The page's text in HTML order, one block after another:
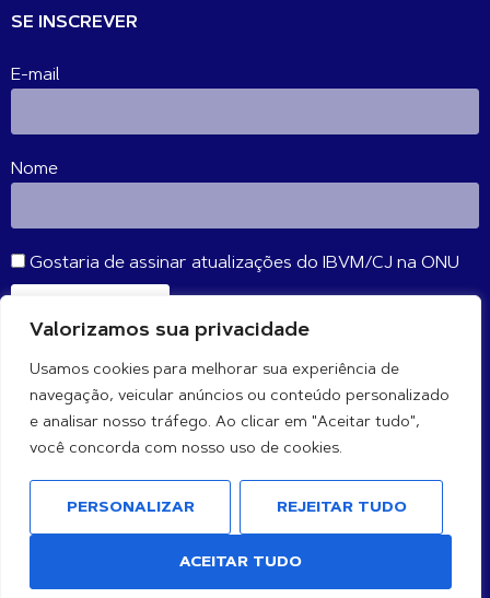
Valorizamos sua privacidade
Usamos cookies para melhorar sua experiência de
navegação, veicular anúncios ou conteúdo personalizado
e analisar nosso tráfego. Ao clicar em "Aceitar tudo",
você concorda com nosso uso de cookies.
PERSONALIZAR REJEITAR TUDO
ACEITAR TUDO
SE INSCREVER
E-mail
Nome
Gostaria de assinar atualizações do IBVM/CJ na ONU
CONECTE-SE CONOSCO